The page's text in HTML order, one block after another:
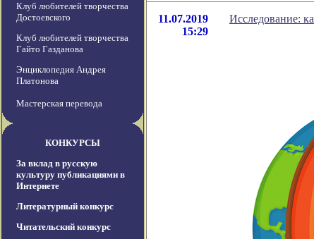
Клуб любителей творчества
Достоевского
Клуб любителей творчества
Гайто Газданова
Энциклопедия Андрея
Платонова
Мастерская перевода
КОНКУРСЫ
За вклад в русскую
культуру публикациями в
Интернете
Литературный конкурс
Читательский конкурс
11.07.2019
15:29
Исследование: